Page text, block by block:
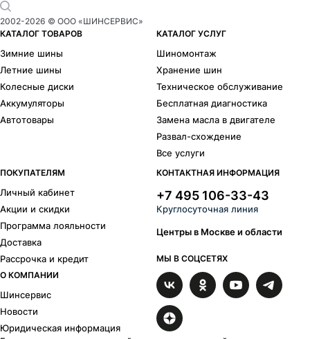
2002-2026 © ООО «ШИНСЕРВИС»
КАТАЛОГ ТОВАРОВ
Зимние шины
Летние шины
Колесные диски
Аккумуляторы
Автотовары
КАТАЛОГ УСЛУГ
Шиномонтаж
Хранение шин
Техническое обслуживание
Бесплатная диагностика
Замена масла в двигателе
Развал-схождение
Все услуги
ПОКУПАТЕЛЯМ
Личный кабинет
Акции и скидки
Программа лояльности
Доставка
Рассрочка и кредит
О КОМПАНИИ
Шинсервис
Новости
Юридическая информация
КОНТАКТНАЯ ИНФОРМАЦИЯ
+7 495 106-33-43
Круглосуточная линия
Центры в Москве и области
МЫ В СОЦСЕТЯХ